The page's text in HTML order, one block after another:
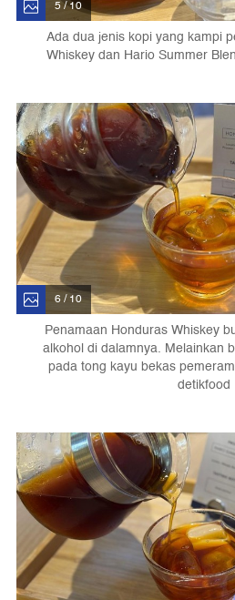
5 / 10
Ada dua jenis kopi yang kampi
Whiskey dan Hario Summer
6 / 10
Penamaan Honduras Whiskey
alkohol di dalamnya. Melainkan
pada tong kayu bekas
detikfood